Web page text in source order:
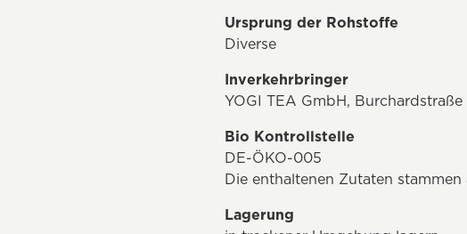
Ursprung der Rohstoffe
Diverse
Inverkehrbringer
YOGI TEA GmbH,
Bio Kontrollstelle
DE-ÖKO-005
Die enthaltenen Zutaten
Lagerung